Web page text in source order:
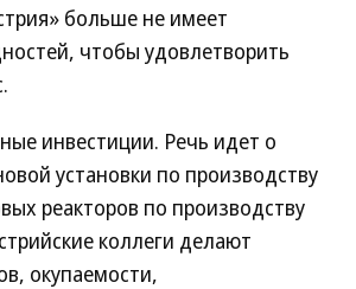
больше не имеет
чтобы удовлетворить
инвестиции. Речь идет о
установки по производству
реакторов по производству
коллеги делают
окупаемости,